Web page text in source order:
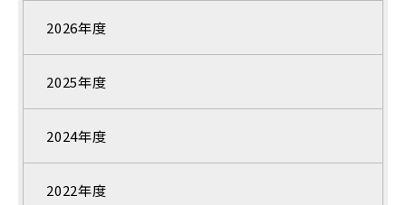
2026年度
2025年度
2024年度
2022年度